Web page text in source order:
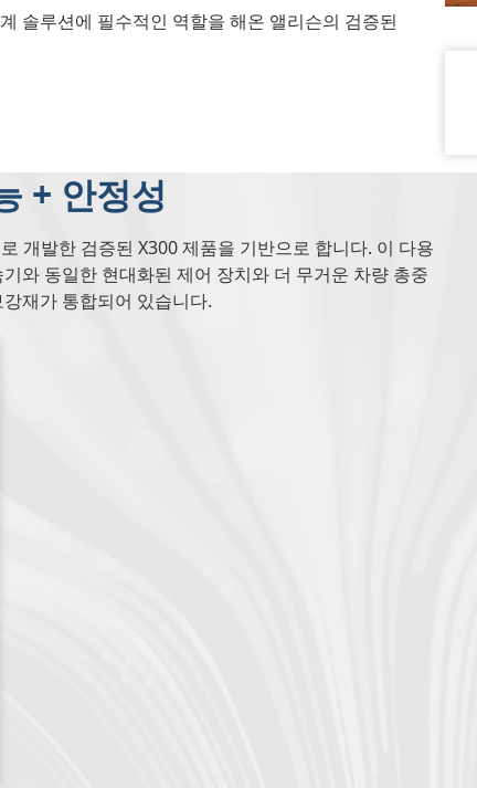
솔루션에 필수적인 역할을 해온 앨리슨의 검증된
+ 안정성
개발한 검증된 X300 제품을 기반으로 합니다. 이 다용
와 동일한 현대화된 제어 장치와 더 무거운 차량 총중
재가 통합되어 있습니다.